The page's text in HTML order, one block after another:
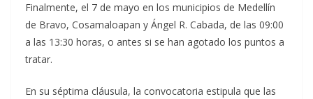
Finalmente, el 7 de mayo en los municipios de Medellín
de Bravo, Cosamaloapan y Ángel R. Cabada, de las 09:00
a las 13:30 horas, o antes si se han agotado los puntos a
tratar.
En su séptima cláusula, la convocatoria estipula que las